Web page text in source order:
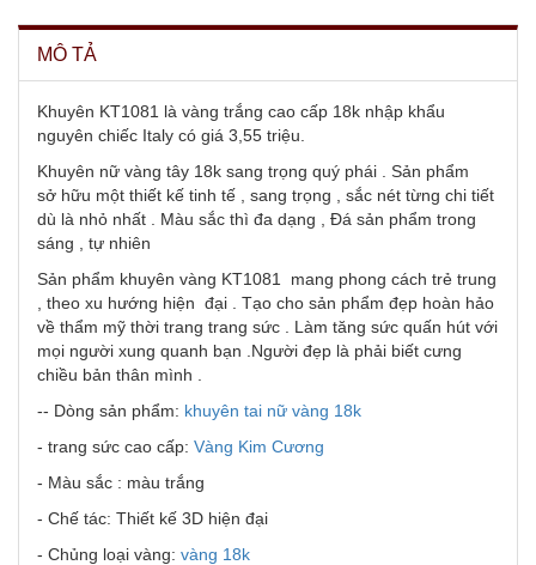
MÔ TẢ
Khuyên KT1081 là vàng trắng cao cấp 18k nhập khẩu
nguyên chiếc Italy có giá 3,55 triệu.
Khuyên nữ vàng tây 18k sang trọng quý phái . Sản phẩm
sở hữu một thiết kế tinh tế , sang trọng , sắc nét từng chi tiết
dù là nhỏ nhất . Màu sắc thì đa dạng , Đá sản phẩm trong
sáng , tự nhiên
Sản phẩm khuyên vàng KT1081 mang phong cách trẻ trung
, theo xu hướng hiện đại . Tạo cho sản phẩm đẹp hoàn hảo
về thẩm mỹ thời trang trang sức . Làm tăng sức quấn hút với
mọi người xung quanh bạn .Người đẹp là phải biết cưng
chiều bản thân mình .
-- Dòng sản phẩm: khuyên tai nữ vàng 18k
- trang sức cao cấp: Vàng Kim Cương
- Màu sắc : màu trắng
- Chế tác: Thiết kế 3D hiện đại
- Chủng loại vàng: vàng 18k